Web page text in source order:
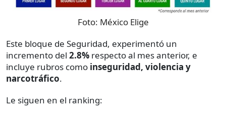
Foto: México Elige
Este bloque de Seguridad, experimentó un
incremento del 2.8% respecto al mes anterior, e
incluye rubros como inseguridad, violencia y
narcotráfico.
Le siguen en el ranking: